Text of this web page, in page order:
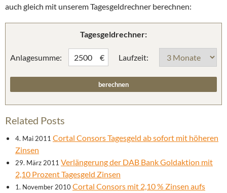
auch gleich mit unserem Tagesgeldrechner berechnen:
Tagesgeldrechner:
Anlagesumme: € Laufzeit:
Related Posts
4. Mai 2011 Cortal Consors Tagesgeld ab sofort mit höheren
Zinsen
29. März 2011 Verlängerung der DAB Bank Goldaktion mit
2,10 Prozent Tagesgeld Zinsen
1. November 2010Cortal Consors mit 2,10 % Zinsen aufs